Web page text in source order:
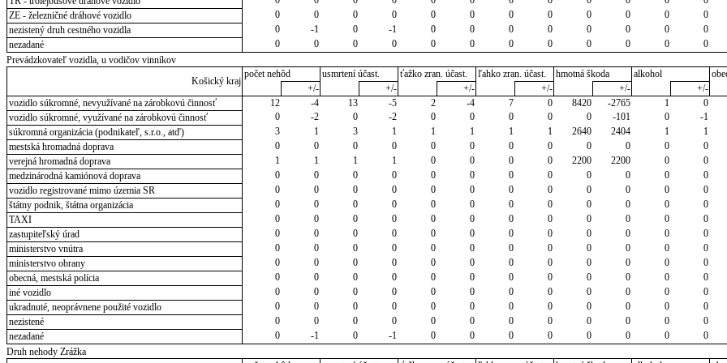
ZE - železničné dráhové vozidlo
0 0 0 0 0 0 0 0 0 0 0 0
nezistený druh cestného vozidla
0 -1 0 -1 0 0 0 0 0 0 0 0
nezadané
0 0 0 0 0 0 0 0 0 0 0 0
Prevádzkovateľ vozidla, u vodičov vinníkov
Košický kraj
počet nehôd usmrtení účast. ťažko zran. účast. ľahko zran. účast. hmotná škoda alkohol
+/-
+/- +/- +/- +/- +/-
vozidlo súkromné, nevyužívané na zárobkovú činnosť
12 -4 13 -5 2 -4 7 0 8420 -2765 1 0
vozidlo súkromné, využívané na zárobkovú činnosť
0 -2 0 -2 0 0 0 0 0 -101 0 -1
súkromná organizácia (podnikateľ, s.r.o., atď)
3 1 3 1 1 1 1 1 2640 2404 1 1
mestská hromadná doprava
0 0 0 0 0 0 0 0 0 0 0 0
verejná hromadná doprava
1 1 1 1 0 0 0 0 2200 2200 0 0
medzinárodná kamiónová doprava
0 0 0 0 0 0 0 0 0 0 0 0
vozidlo registrované mimo územia SR
0 0 0 0 0 0 0 0 0 0 0 0
štátny podnik, štátna organizácia
0 0 0 0 0 0 0 0 0 0 0 0
TAXI
0 0 0 0 0 0 0 0 0 0 0 0
zastupiteľský úrad
0 0 0 0 0 0 0 0 0 0 0 0
ministerstvo vnútra
0 0 0 0 0 0 0 0 0 0 0 0
ministerstvo obrany
0 0 0 0 0 0 0 0 0 0 0 0
obecná, mestská polícia
0 0 0 0 0 0 0 0 0 0 0 0
iné vozidlo
0 0 0 0 0 0 0 0 0 0 0 0
ukradnuté, neoprávnene použité vozidlo
0 0 0 0 0 0 0 0 0 0 0 0
nezistené
0 0 0 0 0 0 0 0 0 0 0 0
nezadané
0 -1 0 -1 0 0 0 0 0 0 0 0
Druh nehody Zrážka